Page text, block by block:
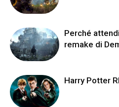
Perché
remake di
Harry Potter